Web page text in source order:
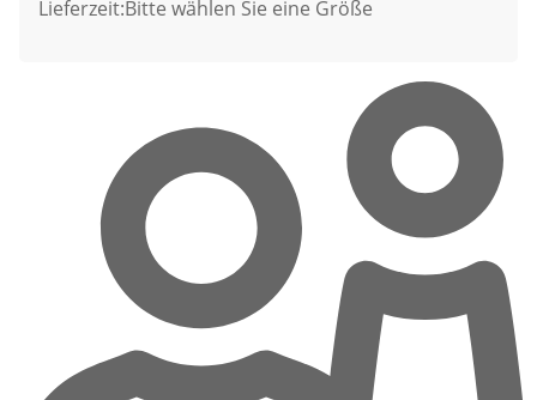
Lieferzeit:Bitte wählen Sie eine Größe